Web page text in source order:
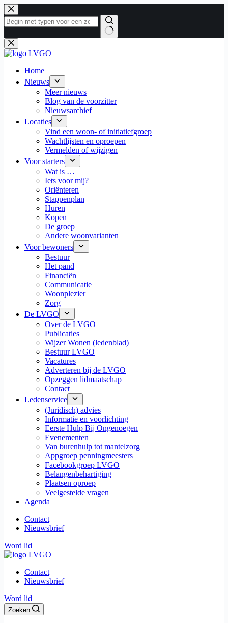
Ga
naar
de
Geen
resultaten
Home
Nieuws
Meer nieuws
Blog van de voorzitter
Nieuwsarchief
Locaties
Vind een woon- of initiatiefgroep
Wachtlijsten en oproepen
Vermelden of wijzigen
Voor starters
Wat is …
Iets voor mij?
Oriënteren
Stappenplan
Huren
Kopen
De groep
Andere woonvarianten
Voor bewoners
Bestuur
Het pand
Financiën
Communicatie
Woonplezier
Zorg
De LVGO
Over de LVGO
Publicaties
Wijzer Wonen (ledenblad)
Bestuur LVGO
Vacatures
Adverteren bij de LVGO
Opzeggen lidmaatschap
Contact
Ledenservice
(Juridisch) advies
Informatie en voorlichting
Eerste Hulp Bij Ongenoegen
Evenementen
Van burenhulp tot mantelzorg
Appgroep penningmeesters
Facebookgroep LVGO
Belangenbehartiging
Plaatsen oproep
Veelgestelde vragen
Agenda
Contact
Nieuwsbrief
Word lid
Contact
Nieuwsbrief
Word lid
Zoeken